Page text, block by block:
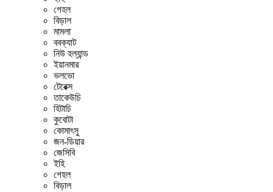
গেহল
বিড়াল
মামলা
ববক্যাট
নিউ হল্যান্ড
ইয়ানমার
ভলভো
টেরেক্স
তাকেউচি
হিটাচি
কুবোটা
কোমাৎসু
জন-ডিয়ার
জেসিবি
ইহি
গেহল
বিড়াল